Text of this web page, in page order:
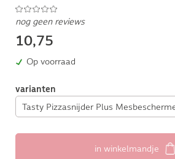
nog geen reviews
10,75
Op voorraad
varianten
in winkelmandje